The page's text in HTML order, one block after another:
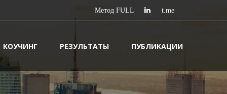
КОУЧИНГ РЕЗУЛЬТАТЫ ПУБЛИКАЦИИ